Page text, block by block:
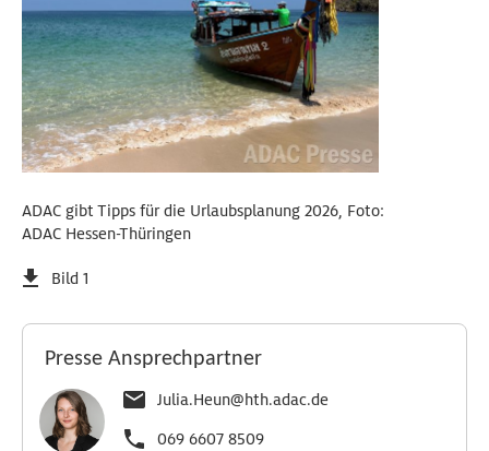
ADAC gibt Tipps für die Urlaubsplanung 2026, Foto:
ADAC Hessen-Thüringen
Bild 1
Presse Ansprechpartner
Julia.Heun@hth.adac.de
069 6607 8509